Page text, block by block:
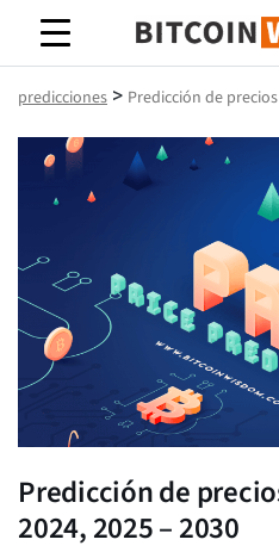
Sabiduría
predicciones > Predicción de precios
Predicción de
2024, 2025 – 2030